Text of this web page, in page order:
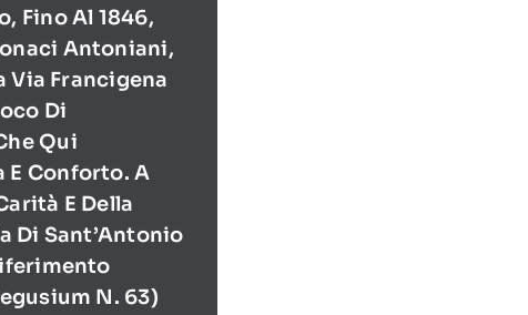
Fino Al 1846,
Antoniani,
Via Francigena
Di
Qui
E Conforto. A
E Della
Di Sant’Antonio
N. 63)